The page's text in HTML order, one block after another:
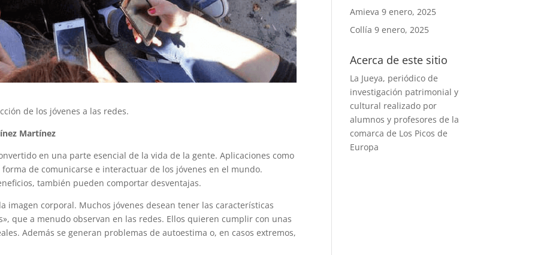
de los jóvenes a las redes.
Martínez
en una parte esencial de la vida de la gente. Aplicaciones como
de comunicarse e interactuar de los jóvenes en el mundo.
también pueden comportar desventajas.
imagen corporal. Muchos jóvenes desean tener las características
que a menudo observan en las redes. Ellos quieren cumplir con unas
Además se generan problemas de autoestima o, en casos extremos,
Amieva 9 enero, 2025
Collía 9 enero, 2025
Acerca de este sitio
La Jueya, periódico de
investigación patrimonial y
cultural realizado por
alumnos y profesores de la
comarca de Los Picos de
Europa